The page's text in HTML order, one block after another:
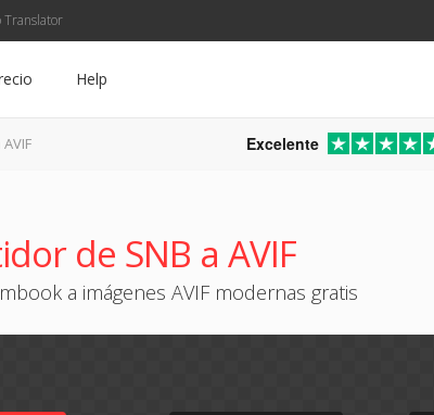
Translator
Help
Excelente
de SNB a AVIF
a imágenes AVIF modernas gratis